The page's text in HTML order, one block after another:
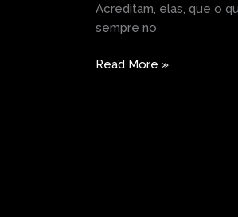
Acreditam, elas, que o
sempre no
Read More »